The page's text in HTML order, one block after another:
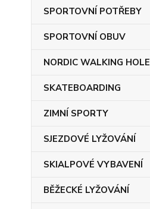
SPORTOVNÍ POTŘEBY
SPORTOVNÍ OBUV
NORDIC WALKING HOLE
SKATEBOARDING
ZIMNÍ SPORTY
SJEZDOVÉ LYŽOVÁNÍ
SKIALPOVÉ VYBAVENÍ
BĚŽECKÉ LYŽOVÁNÍ